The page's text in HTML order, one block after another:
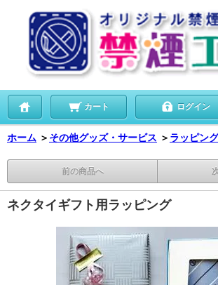
カート ログイン
ホーム ＞ その他グッズ・サービス ＞ ラッピン
前の商品へ
ネクタイギフト用ラッピング